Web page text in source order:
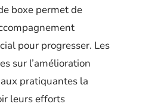
boxe permet de
pour progresser. Les
sur l’amélioration
pratiquantes la
leurs efforts